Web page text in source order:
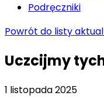
Podręczniki
Powrót do listy
Uczcijmy
1 listopada 2025